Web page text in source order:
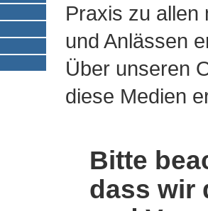
Praxis zu allen
und Anlässen
Über unseren
diese Medien
Bitte
dass wir